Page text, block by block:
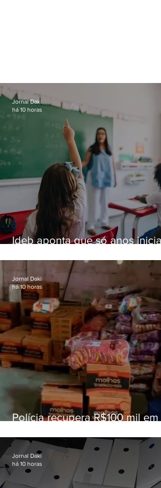
Ideb aponta que só anos
educação
Jornal Daki
há 10 horas
Polícia recupera R$100 mil em
Fluminense
Jornal Daki
há 10 horas
Jornal Daki
há 10 horas